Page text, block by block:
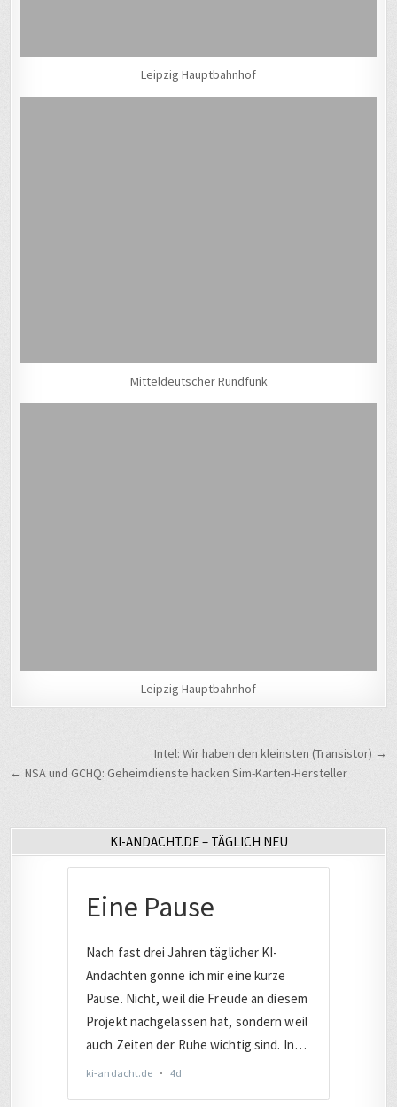
Leipzig Hauptbahnhof
Mitteldeutscher Rundfunk
Leipzig Hauptbahnhof
BeitragsnavigationIntel: Wir haben den kleinsten (Transistor) →
← NSA und GCHQ: Geheimdienste hacken Sim-Karten-Hersteller
KI-ANDACHT.DE – TÄGLICH NEU